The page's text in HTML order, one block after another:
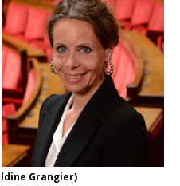
Grangier)